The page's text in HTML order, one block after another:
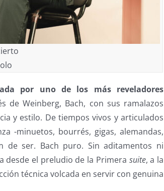
por uno de los más reveladores
de Weinberg, Bach, con sus ramalazos
y estilo. De tiempos vivos y articulados
-minuetos, bourrés, gigas, alemandas,
de ser. Bach puro. Sin aditamentos ni
desde el preludio de la Primera suite, a la
técnica volcada en servir con genuina